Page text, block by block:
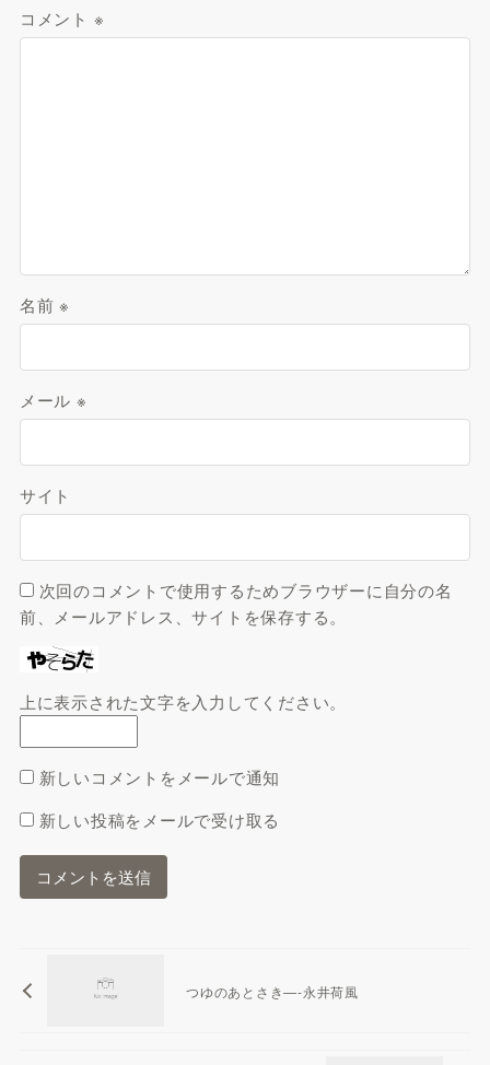
コメント ※
名前※
メール ※
サイト
次回のコメントで使用するためブラウザーに自分の名
前、メールアドレス、サイトを保存する。
上に表示された文字を入力してください。
新しいコメントをメールで通知
新しい投稿をメールで受け取る
つゆのあとさき—-永井荷風